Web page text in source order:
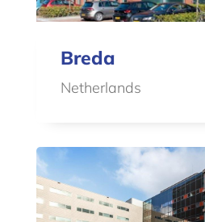
Breda
Netherlands